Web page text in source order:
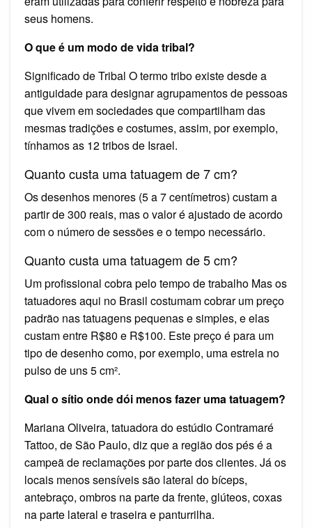
seus homens.
O que é um modo de vida tribal?
Significado de Tribal O termo tribo existe desde a
antiguidade para designar agrupamentos de pessoas
que vivem em sociedades que compartilham das
mesmas tradições e costumes, assim, por exemplo,
tínhamos as 12 tribos de Israel.
Quanto custa uma tatuagem de 7 cm?
Os desenhos menores (5 a 7 centímetros) custam a
partir de 300 reais, mas o valor é ajustado de acordo
com o número de sessões e o tempo necessário.
Quanto custa uma tatuagem de 5 cm?
Um profissional cobra pelo tempo de trabalho Mas os
tatuadores aqui no Brasil costumam cobrar um preço
padrão nas tatuagens pequenas e simples, e elas
custam entre R$80 e R$100. Este preço é para um
tipo de desenho como, por exemplo, uma estrela no
pulso de uns 5 cm².
Qual o sítio onde dói menos fazer uma tatuagem?
Mariana Oliveira, tatuadora do estúdio Contramaré
Tattoo, de São Paulo, diz que a região dos pés é a
campeã de reclamações por parte dos clientes. Já os
locais menos sensíveis são lateral do bíceps,
antebraço, ombros na parte da frente, glúteos, coxas
na parte lateral e traseira e panturrilha.